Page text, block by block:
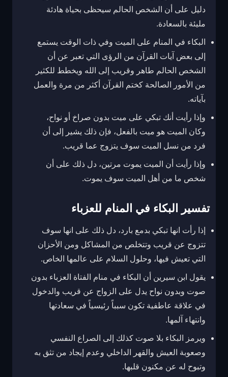
دليل على أن الشخص الحالم سيحظى بحياة هادئة
مليئة بالسعادة.
البكاء في المنام على الميت وفي ذات الوقت يستمع
إلى بعض آيات القرآن من الرؤى التي تعبر عن أن
الشخص الحالم طاهر وقريب إلى الله ويخطط للكثير
من الأمور الصالحة كختم القرآن أكثر من مرة والعمل
بآياته.
وإذا رأيت أنك تبكي على ميت بدون صراخ أو نواح،
وكان الميت هو ميت بالفعل، فإن ذلك يشير إلى أن
فرد من نسل الميت سوف يتزوج عما قريب.
وإذا رأيت أن الميت يموت مرتين، دل ذلك على أن
شخص ما من أهل الميت سوف يموت.
تفسير البكاء في المنام للعزباء
إذا رأت انها تبكي بدمع بارد، دل ذلك على انها سوف
تتزوج عن قريب وتتخلص من المشاكل ومن الأحزان
التي تعيش فيها، وحلول السلام على عالمها الخاص.
يقول ابن سيرين أن البكاء في منام الفتاة العزباء بدون
صوت وبدون نواح يدل على الزواج عن قريب والدخول
في علاقة عاطفية تكون سبباً رئيسياً في سعادتها
وانتهاء آلمها.
ويرمز البكاء بلا صوت كذلك إلى الصراع النفسي
وصعوبة العيش والقهر الداخلي وعدم إيجاد من تثق به
وتبوح له عن مكنون قلبها.